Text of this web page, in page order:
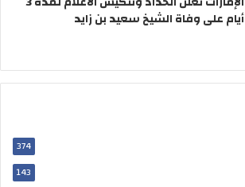
أيام على وفاة الشيخ سعيد بن زايد
374
143